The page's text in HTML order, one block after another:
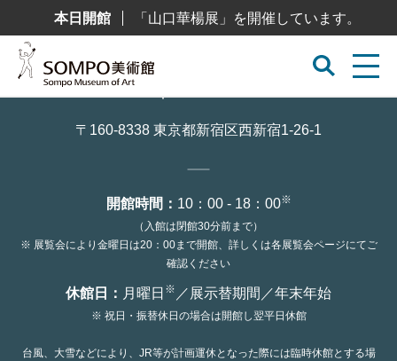
テ
本日開館 「山口華楊展」を開催しています。
〒160-8338 東京都新宿区西新宿1-26-1
開館時間： 10：00 - 18：00※
（入館は閉館30分前まで）
※ 展覧会により金曜日は20：00まで開館、詳しくは各展覧会ページにてご
確認ください
休館日： 月曜日 ※ ／展示替期間／年末年始
※ 祝日・振替休日の場合は開館し翌平日休館
台風、大雪などにより、JR等が計画運休となった際には臨時休館とする場